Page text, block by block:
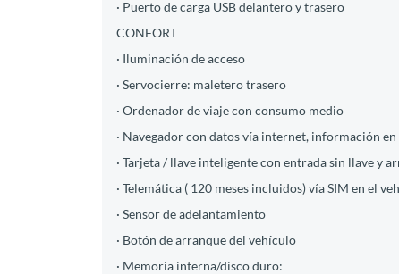
· Puerto de carga USB delantero y trasero
CONFORT
· Iluminación de acceso
· Servocierre: maletero trasero
· Ordenador de viaje con consumo medio
· Navegador con datos vía internet, información
· Tarjeta / llave inteligente con entrada sin llave y
· Telemática ( 120 meses incluidos) vía SIM en el
· Sensor de adelantamiento
· Botón de arranque del vehículo
· Memoria interna/disco duro: